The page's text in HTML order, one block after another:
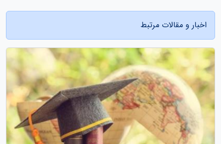
اخبار و مقالات مرتبط